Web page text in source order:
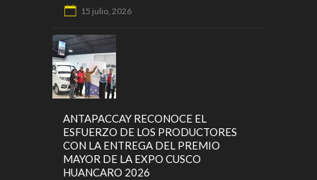
15 julio, 2026
ANTAPACCAY RECONOCE EL
ESFUERZO DE LOS PRODUCTORES
CON LA ENTREGA DEL PREMIO
MAYOR DE LA EXPO CUSCO
HUANCARO 2026